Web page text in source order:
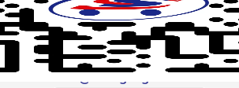
0800 016 6680
E-mail
atendimento@savegnago.com.br